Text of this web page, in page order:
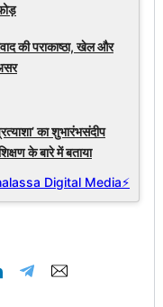
की पराकाष्ठा, खेल और
का शुभारंभसंदीप
के बारे में बताया
Digital Media⚡